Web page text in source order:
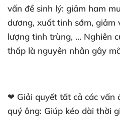
vấn đề sinh lý: giảm ham
dương, xuất tinh sớm, giảm
lượng tinh trùng, … Nghiên
thấp là nguyên nhân gây
❤ Giải quyết tất cả các vấn
quý ông: Giúp kéo dài thời